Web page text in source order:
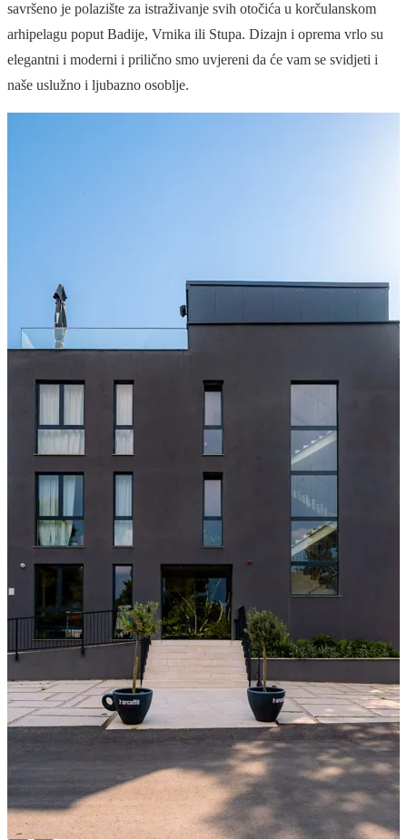
savršeno je polazište za istraživanje svih otočića u korčulanskom
arhipelagu poput Badije, Vrnika ili Stupa. Dizajn i oprema vrlo su
elegantni i moderni i prilično smo uvjereni da će vam se svidjeti i
naše uslužno i ljubazno osoblje.